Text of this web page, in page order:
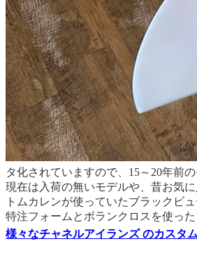
タ化されていますので、15～20年前
現在は入荷の無いモデルや、昔お気
トムカレンが使っていたブラックビ
特注フォームとボランクロスを使っ
様々なチャネルアイランズ のカスタ